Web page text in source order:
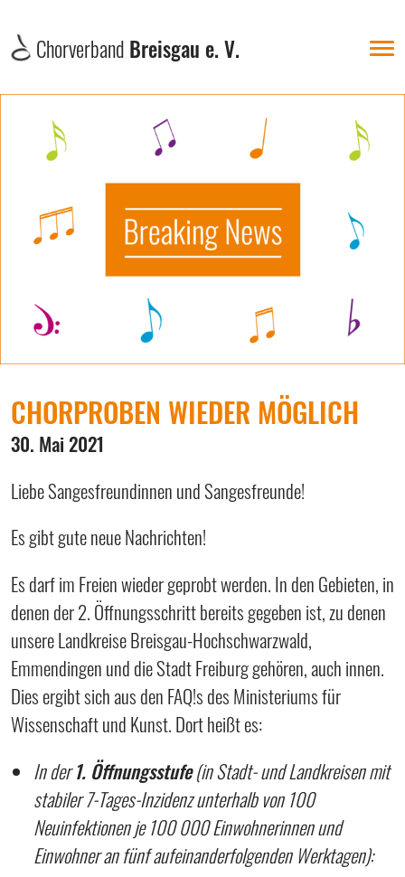
Chorverband Breisgau e. V.
CHORPROBEN WIEDER MÖGLICH
30. Mai 2021
Liebe Sangesfreundinnen und Sangesfreunde!
Es gibt gute neue Nachrichten!
Es darf im Freien wieder geprobt werden. In den Gebieten, in
denen der 2. Öffnungsschritt bereits gegeben ist, zu denen
unsere Landkreise Breisgau-Hochschwarzwald,
Emmendingen und die Stadt Freiburg gehören, auch innen.
Dies ergibt sich aus den FAQ!s des Ministeriums für
Wissenschaft und Kunst. Dort heißt es:
In der1. Öffnungsstufe(in Stadt- und Landkreisen mit
stabiler 7-Tages-Inzidenz unterhalb von 100
Neuinfektionen je 100 000 Einwohnerinnen und
Einwohner an fünf aufeinanderfolgenden Werktagen):